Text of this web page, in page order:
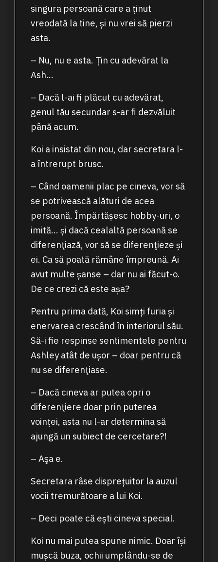
singura persoană care a ținut
vreodată la tine, și nu vrei să pierzi
asta.
– Nu, nu e asta. Țin cu adevărat la
Ash…
– Dacă l-ai fi plăcut cu adevărat,
genul tău secundar s-ar fi dezvăluit
până acum.
Koi a insistat din nou, dar secretara l-
a întrerupt brusc.
– Când oamenii plac pe cineva, vor să
se potrivească alături de acea
persoană. Împărtășesc hobby-uri, o
imită… și dacă cealaltă persoană se
diferenţiază, vor să se diferenţieze și
ei. Ca să poată rămâne împreună. Ai
avut multe șanse – dar nu ai făcut-o.
De ce crezi că este așa?
Pentru prima dată, Koi simți furia și
enervarea crescând în interiorul său.
Să-i fie respinse sentimentele pentru
Ashley atât de ușor – doar pentru că
nu se diferenţiase.
– Dacă cineva ar putea opri o
diferenţiere doar prin puterea
voinței, asta nu l-ar determina să
ajungă un subiect de cercetare?!
– Aşa e.
Secretara râse disprețuitor la auzul
vocii tremurătoare a lui Koi.
– Deci poate că ești cineva special.
Koi nu mai putea spune nimic. Doar își
mușcă buza, ochii umplându-se de